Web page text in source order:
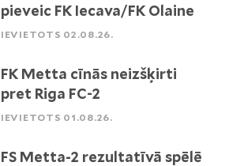
pieveic FK Iecava/FK Olaine
IEVIETOTS 02.08.26.
FK Metta cīnās neizšķirti
pret Riga FC-2
IEVIETOTS 01.08.26.
FS Metta-2 rezultatīvā spēlē